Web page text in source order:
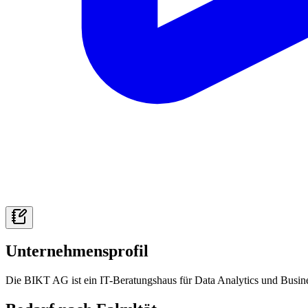
Unternehmensprofil
Die BIKT AG ist ein IT-Beratungshaus für Data Analytics und